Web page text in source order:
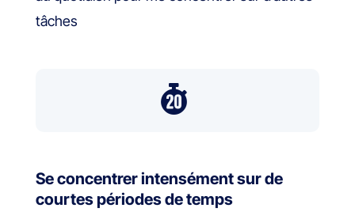
tâches

Se concentrer intensément sur de
courtes périodes de temps